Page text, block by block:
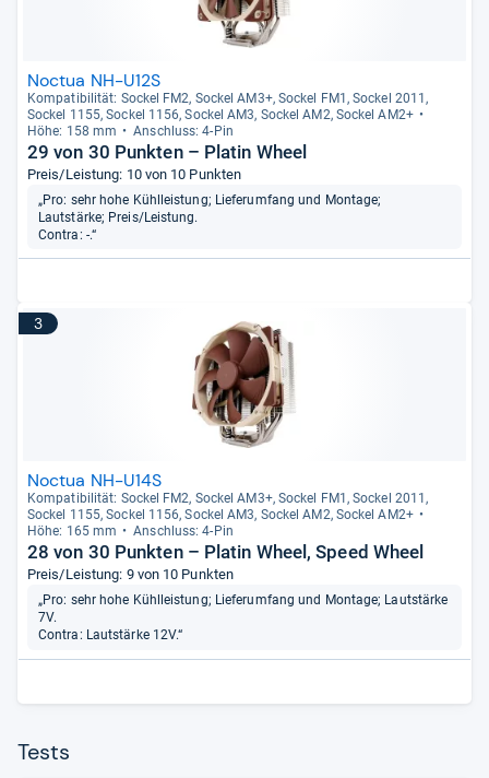
Noctua NH-U12S
Kom­pa­ti­bi­li­tät: Sockel FM2, Sockel AM3+, Sockel FM1, Sockel 2011,
Sockel 1155, Sockel 1156, Sockel AM3, Sockel AM2, Sockel AM2+
Höhe: 158 mm
Anschluss: 4-​Pin
29 von 30 Punkten – Platin Wheel
Preis/Leistung: 10 von 10 Punkten
„Pro: sehr hohe Kühlleistung; Lieferumfang und Montage;
Lautstärke; Preis/Leistung.
Contra: -.“
3
Noctua NH-U14S
Kom­pa­ti­bi­li­tät: Sockel FM2, Sockel AM3+, Sockel FM1, Sockel 2011,
Sockel 1155, Sockel 1156, Sockel AM3, Sockel AM2, Sockel AM2+
Höhe: 165 mm
Anschluss: 4-​Pin
28 von 30 Punkten – Platin Wheel, Speed Wheel
Preis/Leistung: 9 von 10 Punkten
„Pro: sehr hohe Kühlleistung; Lieferumfang und Montage; Lautstärke
7V.
Contra: Lautstärke 12V.“
Tests